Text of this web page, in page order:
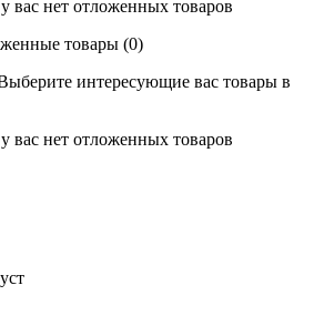
вас нет отложенных товаров
товары (0)
интересующие вас товары в
вас нет отложенных товаров